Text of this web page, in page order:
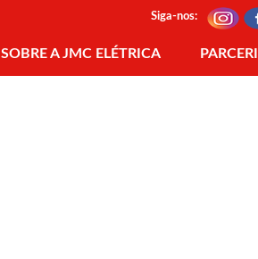
Siga-nos:
SOBRE A JMC ELÉTRICA